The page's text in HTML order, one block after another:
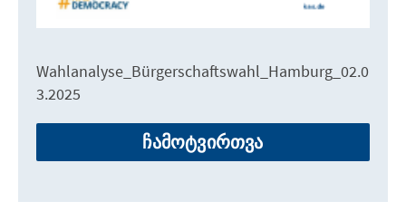
Wahlanalyse_Bürgerschaftswahl_Hamburg_02.0
3.2025
ჩამოტვირთვა